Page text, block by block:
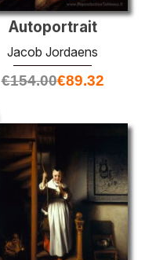
Autoportrait
Jacob Jordaens
€154.00€89.32